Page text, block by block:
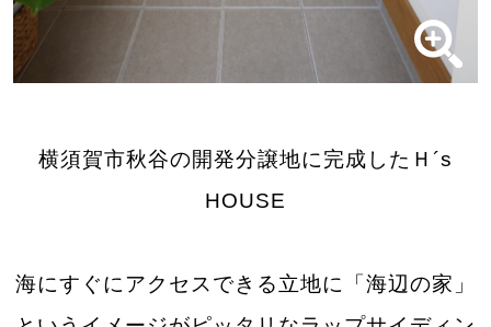
横須賀市秋谷の開発分譲地に完成したＨ´s
HOUSE
海にすぐにアクセスできる立地に「海辺の家」